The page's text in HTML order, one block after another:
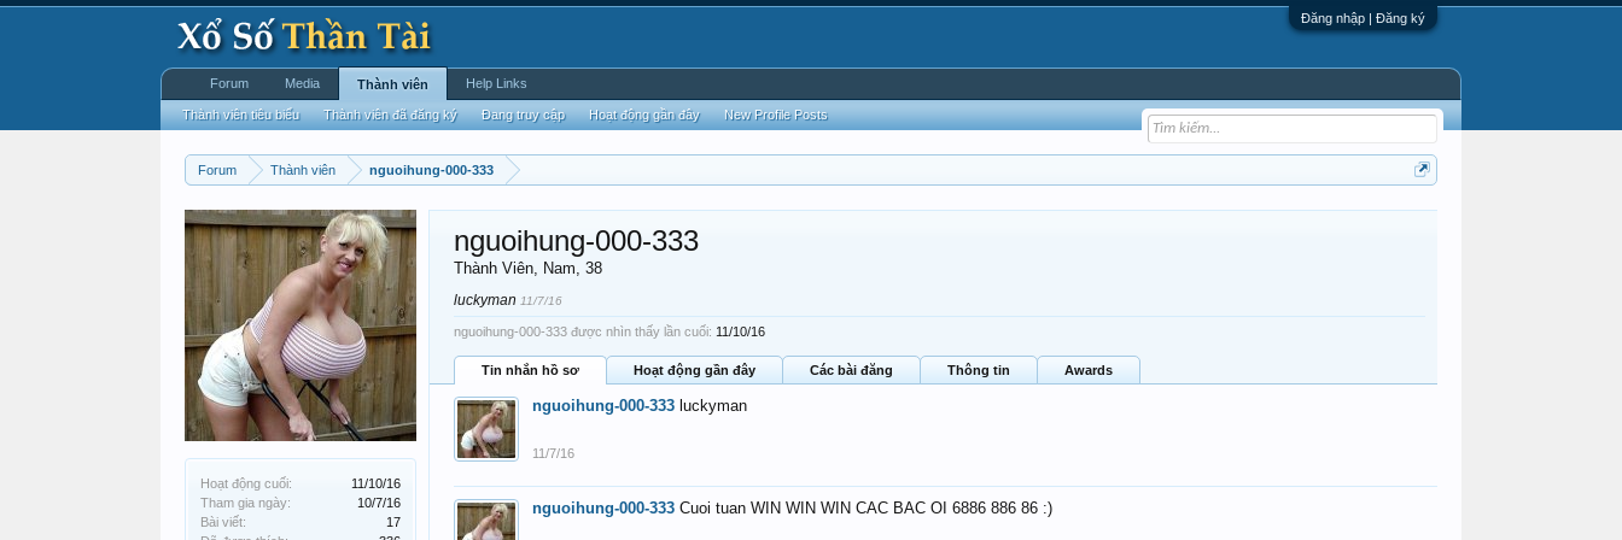
Đăng nhập | Đăng ký
Forum Thành viên nguoihung-000-333
Hoạt động cuối:
11/10/16
Tham gia ngày:
10/7/16
Bài viết:
17
nguoihung-000-333
Thành Viên, Nam, 38
luckyman 11/7/16
nguoihung-000-333 được nhìn thấy lần cuối: 11/10/16
Tin nhắn hồ sơ Hoạt động gần đây Các bài đăng Thông tin Awards
nguoihung-000-333 luckyman
11/7/16
nguoihung-000-333 Cuoi tuan WIN WIN WIN CAC BAC OI 6886 886 86 :)
Forum Media Thành viên
Thành viên tiêu biểu Thành viên đã đăng ký Đang truy cập Hoạt động gần đây New Profile Posts
Help Links